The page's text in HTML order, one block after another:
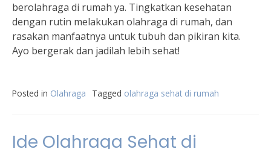
berolahraga di rumah ya. Tingkatkan kesehatan
dengan rutin melakukan olahraga di rumah, dan
rasakan manfaatnya untuk tubuh dan pikiran kita.
Ayo bergerak dan jadilah lebih sehat!
Posted in Olahraga Tagged olahraga sehat di rumah
Ide Olahraga Sehat di